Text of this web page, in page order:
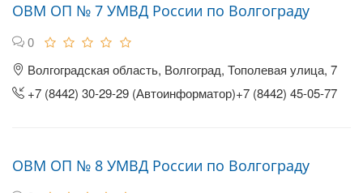
ОВМ ОП № 7 УМВД России по Волгограду
0
Волгоградская область, Волгоград, Тополевая улица, 7
+7 (8442) 30-29-29 (Автоинформатор)+7 (8442) 45-05-77
ОВМ ОП № 8 УМВД России по Волгограду